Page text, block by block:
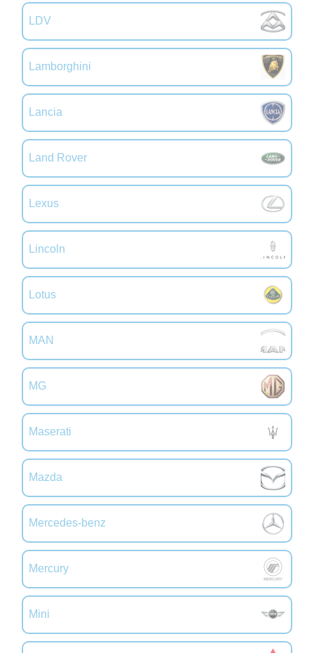
LDV
Lamborghini
Lancia
Land Rover
Lexus
Lincoln
Lotus
MAN
MG
Maserati
Mazda
Mercedes-benz
Mercury
Mini